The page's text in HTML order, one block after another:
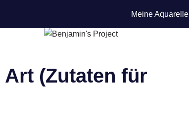
Meine Aquarelle
(Zutaten für